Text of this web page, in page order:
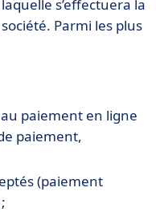
petites entreprises
s’effectuera la
Parmi les plus
paiement en ligne
paiement,
(paiement